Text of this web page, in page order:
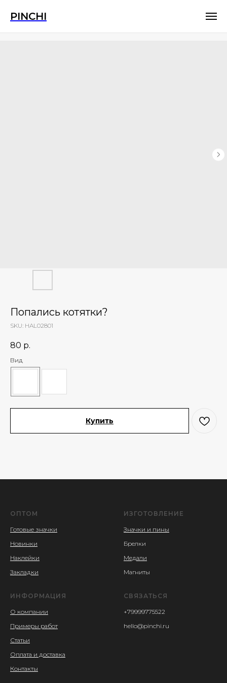
PINCHI
Попались котятки?
SKU: HAL02801
80 р.
Вид
Купить
ОПТОМ
Готовые значки
Новинки
Наклейки
Закладки
ИЗГОТОВЛЕНИЕ
Значки и пины
Брелки
Медали
Магниты
ИНФОРМАЦИЯ
О компании
Примеры работ
Статьи
Оплата и доставка
Контакты
СВЯЗАТЬСЯ
+79999775522
hello@pinchi.ru